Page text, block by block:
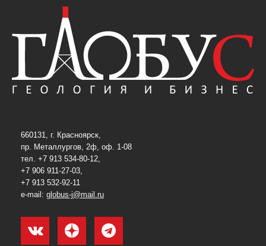
660131, г. Красноярск,
пр. Металлургов, 2ф, оф. 1-08
тел. +7 913 534-80-12,
+7 906 911-27-03,
+7 913 532-92-11
e-mail: globus-j@mail.ru